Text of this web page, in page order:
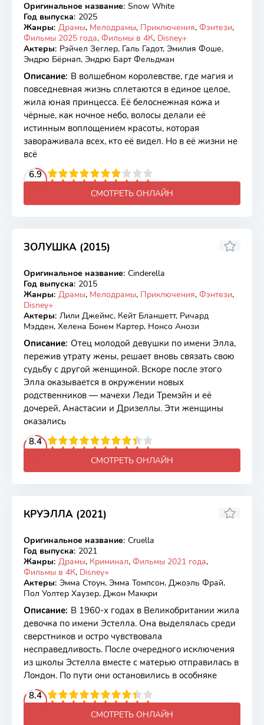
WEB-DL
Оригинальное название: Snow White
Год выпуска: 2025
Жанры: Драмы, Мелодрамы, Приключения, Фэнтези,
Фильмы 2025 года, Фильмы в 4К, Disney+
Актеры: Рэйчел Зеглер, Галь Гадот, Эмилия Фоше,
Эндрю Бёрнап, Эндрю Барт Фельдман
Описание: В волшебном королевстве, где магия и
повседневная жизнь сплетаются в единое целое,
жила юная принцесса. Её белоснежная кожа и
чёрные, как ночное небо, волосы делали её
истинным воплощением красоты, которая
завораживала всех, кто её видел. Но в её жизни не
всё
6.9
4 5 6 7 8 9 10
СМОТРЕТЬ ОНЛАЙН
ЗОЛУШКА (2015)
BDRip
7.1
Оригинальное название: Cinderella
Год выпуска: 2015
Жанры: Драмы, Мелодрамы, Приключения, Фэнтези,
Disney+
Актеры: Лили Джеймс, Кейт Бланшетт, Ричард
Мэдден, Хелена Бонем Картер, Нонсо Анози
Описание: Отец молодой девушки по имени Элла,
пережив утрату жены, решает вновь связать свою
судьбу с другой женщиной. Вскоре после этого
Элла оказывается в окружении новых
родственников — мачехи Леди Тремэйн и её
дочерей, Анастасии и Дризеллы. Эти женщины
оказались
8.4
4 5 6 7 8 9 10
СМОТРЕТЬ ОНЛАЙН
КРУЭЛЛА (2021)
BDRip
7.58
Оригинальное название: Cruella
Год выпуска: 2021
Жанры: Драмы, Криминал, Фильмы 2021 года,
Фильмы в 4К, Disney+
Актеры: Эмма Стоун, Эмма Томпсон, Джоэль Фрай,
Пол Уолтер Хаузер, Джон Маккри
Описание: В 1960-х годах в Великобритании жила
девочка по имени Эстелла. Она выделялась среди
сверстников и остро чувствовала
несправедливость. После очередного исключения
из школы Эстелла вместе с матерью отправилась в
Лондон. По пути они остановились в особняке
8.4
4 5 6 7 8 9 10
СМОТРЕТЬ ОНЛАЙН